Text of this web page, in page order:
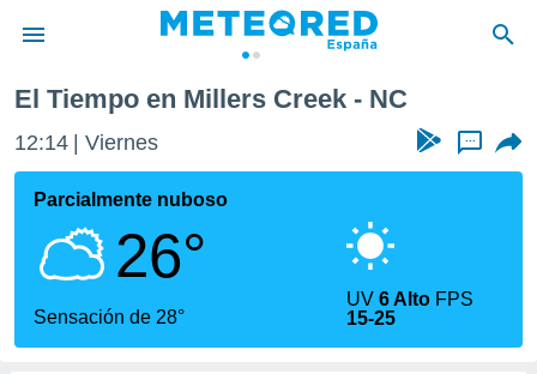
de
por
se
calidad.
a este
las
El Tiempo en Millers Creek - NC
12:14 Viernes ...
Parcialmente nuboso
26°
Sensación de 28°
UV6 Alto FPS
15-25